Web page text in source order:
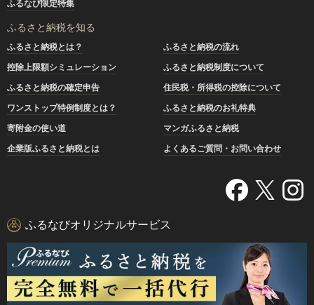
ふるなび限定特集
ふるさと納税を知る
ふるさと納税とは？
ふるさと納税の流れ
控除上限額シミュレーション
ふるさと納税制度について
ふるさと納税の確定申告
住民税・所得税の控除について
ワンストップ特例制度とは？
ふるさと納税のお礼特典
寄附金の使い道
マンガふるさと納税
企業版ふるさと納税とは
よくあるご質問・お問い合わせ
ふるなびオリジナルサービス